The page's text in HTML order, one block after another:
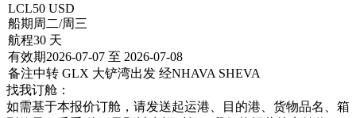
LCL50 USD
船期 周二/周三
航程30 天
有效期2026-07-07 至 2026-07-08
备注中转 GLX 大铲湾出发 经NHAVA SHEVA
找我订舱：
如需基于本报价订舱，请发送起运港、目的港、货物品名、箱